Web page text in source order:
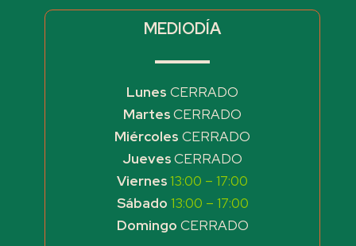
MEDIODÍA
Lunes CERRADO
MartesCERRADO
Miércoles CERRADO
JuevesCERRADO
Viernes13:00 – 17:00
Sábado 13:00 – 17:00
Domingo CERRADO